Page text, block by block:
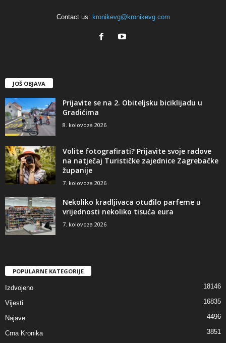
Contact us: kronikevg@kronikevg.com
JOŠ OBJAVA
Prijavite se na 2. Obiteljsku biciklijadu u
Gradićima
8. kolovoza 2026
Volite fotografirati? Prijavite svoje radove
na natječaj Turističke zajednice Zagrebačke
županije
7. kolovoza 2026
Nekoliko kradljivaca otuđilo parfeme u
vrijednosti nekoliko tisuća eura
7. kolovoza 2026
POPULARNE KATEGORIJE
Izdvojeno 18146
Vijesti 16835
Najave 4496
Crna Kronika 3851